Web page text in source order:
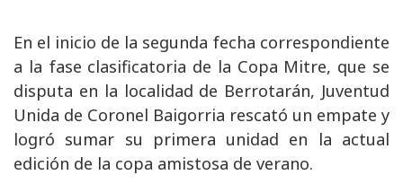
En el inicio de la segunda fecha correspondiente
a la fase clasificatoria de la Copa Mitre, que se
disputa en la localidad de Berrotarán, Juventud
Unida de Coronel Baigorria rescató un empate y
logró sumar su primera unidad en la actual
edición de la copa amistosa de verano.